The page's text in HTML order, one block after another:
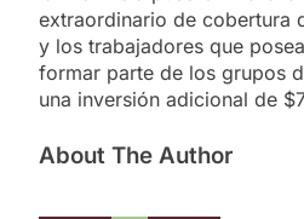
extraordinario de cobertura
y los trabajadores que
formar parte de los grupos
una inversión adicional de
About The Author